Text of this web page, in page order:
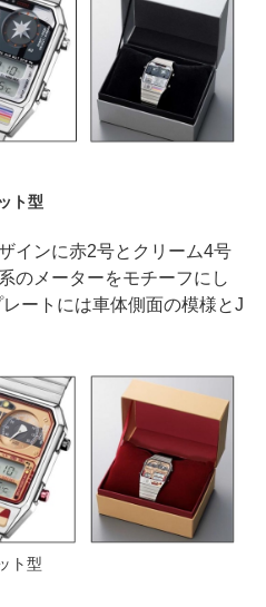
ト型
インに赤2号とクリーム4号
のメーターをモチーフにし
ートには車体側面の模様とJ
ト型